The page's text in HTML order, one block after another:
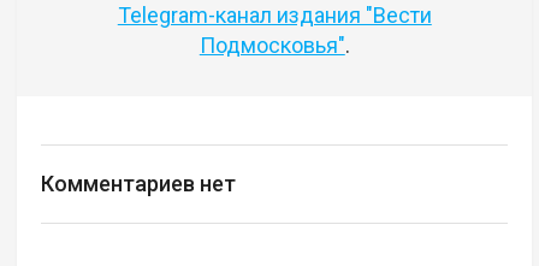
Telegram-канал издания "Вести
Подмосковья".
Комментариев нет